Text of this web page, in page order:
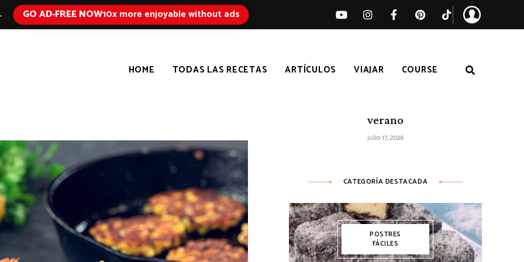
GO AD-FREE NOW10x more enjoyable without ads
HOME TODAS LAS RECETAS ARTÍCULOS VIAJAR COURSE
verano
julio 17, 2026
CATEGORÍA DESTACADA
POSTRES
FÁCILES